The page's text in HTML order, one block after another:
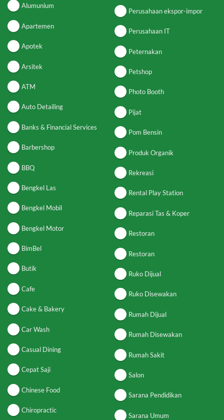
Alumunium
Apartemen
Apotek
Arsitek
ATM
Auto Detailing
Banks & Financial Services
Barbershop
BBQ
Bengkel Las
Bengkel Mobil
Bengkel Motor
BimBel
Butik
Cafe
Cake & Bakery
Car Wash
Casual Dining
Cepat Saji
Chinese Food
Chiropractic
Perusahaan ekspor-impor
Perusahaan IT
Peternakan
Petshop
Photo Booth
Pijat
Pom Bensin
Produk Organik
Rekreasi
Rental Play Station
Reparasi Tas & Koper
Restoran
Restoran
Ruko Dijual
Ruko Disewakan
Rumah Dijual
Rumah Disewakan
Rumah Sakit
Salon
Sarana Pendidikan
Sarana Umum